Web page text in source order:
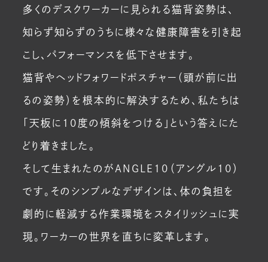
多くのデスクワーカーに見られる猫背姿勢は、
知らず知らずのうちに様々な健康障害を引き起
こし、パフォーマンスを低下させます。
猫背やヘッドフォワードポスチャー（頭が前に出
るの姿勢）を根本的に解決するため、私たちは
「天板に10度の傾斜をつける」という答えにた
どり着きました。
そして生まれたのがANGLE10（アングル10）
です。そのシンプルなデザインは、体の負担を
劇的に軽減する作業環境をスタイリッシュに実
現。ワーカーの世界を直ちに変革します。